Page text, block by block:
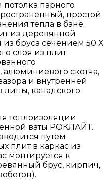
потолка парного
простой
тепла в бане.
из деревянной
бруса сечением 50 Х
слоя из плит
алюминиевого скотча,
и внутренней
липы, канадского
теплоизоляции
ваты РОКЛАЙТ.
путем
плит в каркас из
монтируется к
брус, кирпич,